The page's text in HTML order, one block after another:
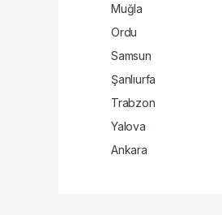
Muğla
Ordu
Samsun
Şanlıurfa
Trabzon
Yalova
Ankara